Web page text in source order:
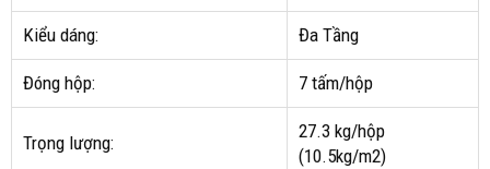
Kiểu dáng: Đa Tầng
Đóng hộp: 7 tấm/hộp
Trọng lượng:
27.3 kg/hộp
(10.5kg/m2)